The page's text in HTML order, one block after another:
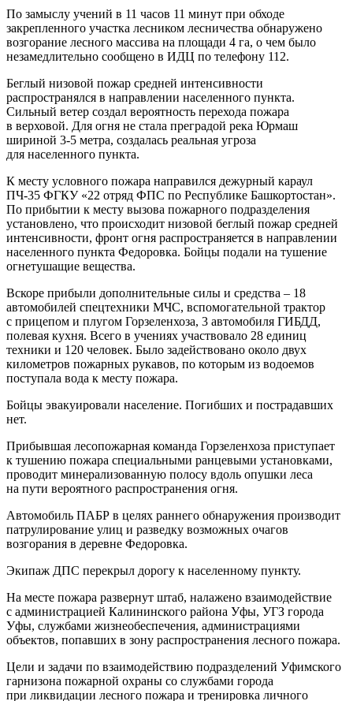
По замыслу учений в 11 часов 11 минут при обходе
закрепленного участка лесником лесничества обнаружено
возгорание лесного массива на площади 4 га, о чем было
незамедлительно сообщено в ИДЦ по телефону 112.
Беглый низовой пожар средней интенсивности
распространялся в направлении населенного пункта.
Сильный ветер создал вероятность перехода пожара
в верховой. Для огня не стала преградой река Юрмаш
шириной 3-5 метра, создалась реальная угроза
для населенного пункта.
К месту условного пожара направился дежурный караул
ПЧ-35 ФГКУ «22 отряд ФПС по Республике Башкортостан».
По прибытии к месту вызова пожарного подразделения
установлено, что происходит низовой беглый пожар средней
интенсивности, фронт огня распространяется в направлении
населенного пункта Федоровка. Бойцы подали на тушение
огнетушащие вещества.
Вскоре прибыли дополнительные силы и средства – 18
автомобилей спецтехники МЧС, вспомогательной трактор
с прицепом и плугом Горзеленхоза, 3 автомобиля ГИБДД,
полевая кухня. Всего в учениях участвовало 28 единиц
техники и 120 человек. Было задействовано около двух
километров пожарных рукавов, по которым из водоемов
поступала вода к месту пожара.
Бойцы эвакуировали население. Погибших и пострадавших
нет.
Прибывшая лесопожарная команда Горзеленхоза приступает
к тушению пожара специальными ранцевыми установками,
проводит минерализованную полосу вдоль опушки леса
на пути вероятного распространения огня.
Автомобиль ПАБР в целях раннего обнаружения производит
патрулирование улиц и разведку возможных очагов
возгорания в деревне Федоровка.
Экипаж ДПС перекрыл дорогу к населенному пункту.
На месте пожара развернут штаб, налажено взаимодействие
с администрацией Калининского района Уфы, УГЗ города
Уфы, службами жизнеобеспечения, администрациями
объектов, попавших в зону распространения лесного пожара.
Цели и задачи по взаимодействию подразделений Уфимского
гарнизона пожарной охраны со службами города
при ликвидации лесного пожара и тренировка личного